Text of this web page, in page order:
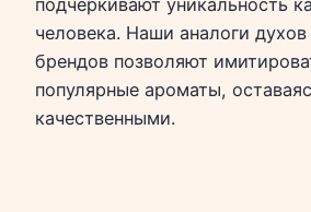
подчёркивают уникальность
человека. Наши аналоги духов
брендов позволяют
популярные ароматы,
качественными.